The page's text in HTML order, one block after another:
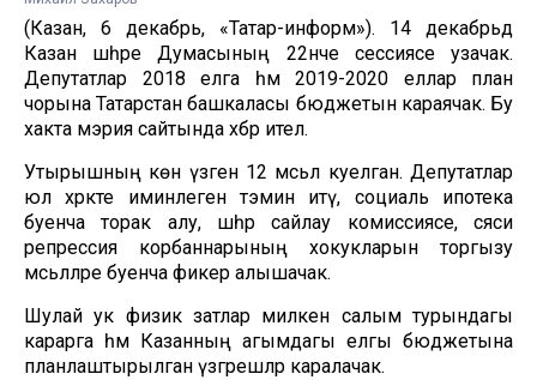
(Казан, 6 декабрь, «Татар-информ»). 14 декабрьдә
Казан шәһәре Думасының 22нче сессиясе узачак.
Депутатлар 2018 елга һәм 2019-2020 еллар план
чорына Татарстан башкаласы бюджетын караячак. Бу
хакта мэрия сайтында хәбәр ителә.
Утырышның көн үзәгенә 12 мәсьәлә куелган. Депутатлар
юл хәрәкәте иминлеген тәэмин итү, социаль ипотека
буенча торак алу, шәһәр сайлау комиссиясе, сәяси
репрессия корбаннарының хокукларын торгызу
мәсьәләләре буенча фикер алышачак.
Шулай ук физик затлар милкенә салым турындагы
карарга һәм Казанның агымдагы елгы бюджетына
планлаштырылган үзгәрешләр каралачак.